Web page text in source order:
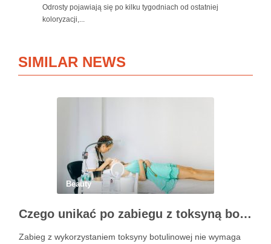
Odrosty pojawiają się po kilku tygodniach od ostatniej
koloryzacji,...
SIMILAR NEWS
Beauty
Czego unikać po zabiegu z toksyną botulinową?
Zabieg z wykorzystaniem toksyny botulinowej nie wymaga